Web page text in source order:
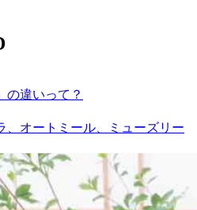
の違いって？
、オートミール、ミューズリー